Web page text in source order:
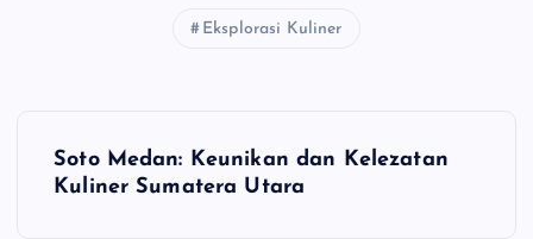
Eksplorasi Kuliner
NSoto Medan: Keunikan dan Kelezatan
Kuliner Sumatera Utara